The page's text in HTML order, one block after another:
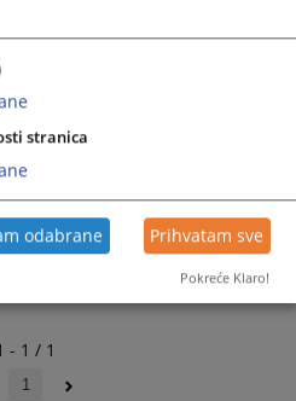
- 1 / 1
1
stranica
odabrane Prihvatam sve
Pokreće Klaro!